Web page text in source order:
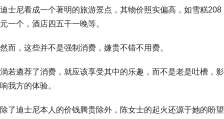
迪士尼看成一个著明的旅游景点，其物价照实偏高，如雪糕208
元一个，酒店四五千一晚等。
然而，这些并不是强制消费，嫌贵不错不用费。
淌若遴荐了消费，就应该享受其中的乐趣，而不是老是吐槽，影
响我方的体验。
除了迪士尼本人的价钱腾贵除外，陈女士的起火还源于她的盼望